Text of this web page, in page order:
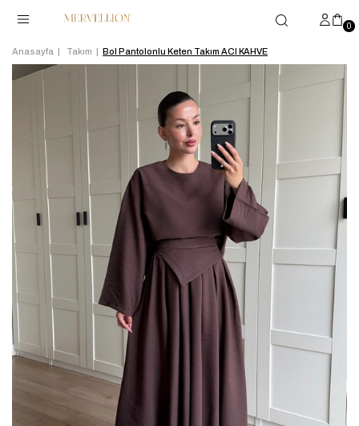
0
Anasayfa Takım Bol Pantolonlu Keten Takım ACI KAHVE